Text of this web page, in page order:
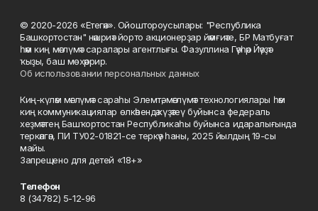
© 2020-2026 «Етегән». Ойоштороусылары: "Республика
Башкортостан" нәшриәт йорто акционерҙар йәмғиәте, БР Матбуғат
һәм киң мәғлүмәт саралары агентлығы. Фазуллина Гәүһәр Йәүҙәт
ҡыҙы, баш мөхәррир.
Об использовании персональных данных
Киң-күләм мәғлүмәт сараһы Элемтә, мәғлүмәт технологиялары һәм
киң коммуникациялар өлкәһендә күҙәтеү буйынса федераль
хеҙмәттең Башҡортостан Республикаһы буйынса идаралығында
теркәлгән, ПИ ТУ02-01821-се теркәү һаны, 2025 йылдың 19-сы
майы.
Запрещено для детей «18+»
Телефон
8 (34782) 5-12-96